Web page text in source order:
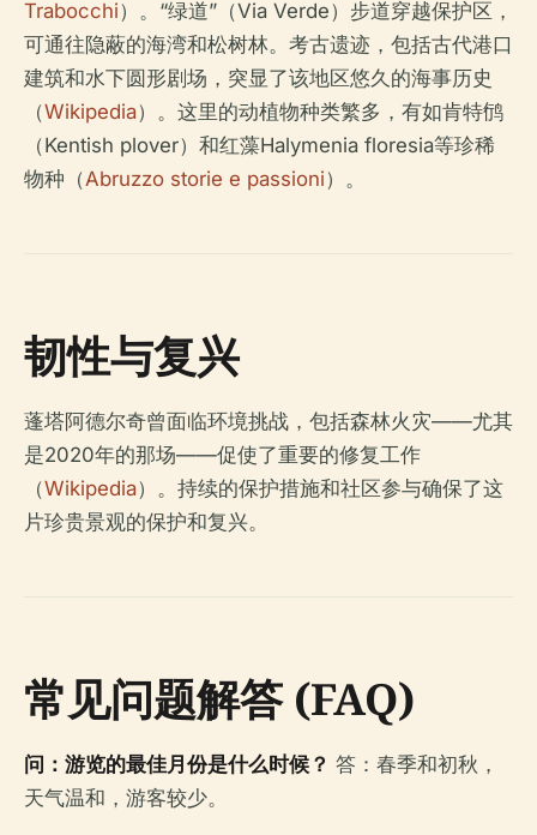
Trabocchi）。“绿道”（Via Verde）步道穿越保护区，
可通往隐蔽的海湾和松树林。考古遗迹，包括古代港口
建筑和水下圆形剧场，突显了该地区悠久的海事历史
（Wikipedia）。这里的动植物种类繁多，有如肯特鸻
（Kentish plover）和红藻Halymenia floresia等珍稀
物种（Abruzzo storie e passioni）。
韧性与复兴
蓬塔阿德尔奇曾面临环境挑战，包括森林火灾——尤其
是2020年的那场——促使了重要的修复工作
（Wikipedia）。持续的保护措施和社区参与确保了这
片珍贵景观的保护和复兴。
常见问题解答 (FAQ)
问：游览的最佳月份是什么时候？ 答：春季和初秋，
天气温和，游客较少。